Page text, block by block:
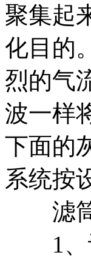
聚集起
化目的
烈的气
波一样
下面的
系统按
滤筒
1、设